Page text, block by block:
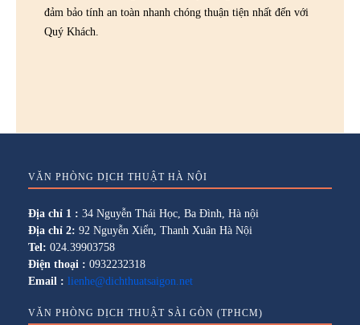
đảm bảo tính an toàn nhanh chóng thuận tiện nhất đến với
Quý Khách.
VĂN PHÒNG DỊCH THUẬT HÀ NỘI
Địa chỉ 1 : 34 Nguyễn Thái Học, Ba Đình, Hà nội
Địa chỉ 2: 92 Nguyễn Xiển, Thanh Xuân Hà Nội
Tel: 024.39903758
Điện thoại : 0932232318
Email : lienhe@dichthuatsaigon.net
VĂN PHÒNG DỊCH THUẬT SÀI GÒN (TPHCM)